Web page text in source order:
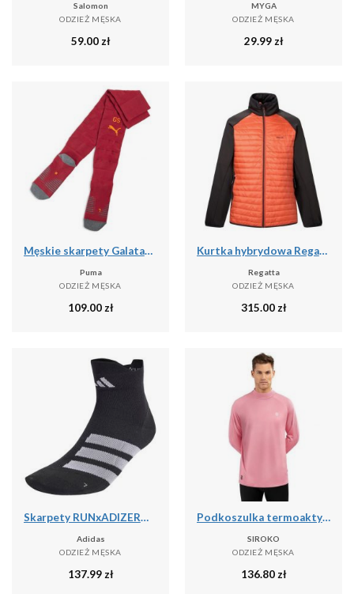
Salomon
ODZIEŻ MĘSKA
59.00zł
MYGA
ODZIEŻ MĘSKA
29.99zł
Męskie skarpety Galatasaray SK 25/26 PUMA
Puma
ODZIEŻ MĘSKA
109.00zł
Kurtka hybrydowa Regatta Clumber
Regatta
ODZIEŻ MĘSKA
315.00zł
Skarpety RUNxADIZERO 1 Pair
Adidas
ODZIEŻ MĘSKA
137.99zł
Podkoszulka termoaktywna do sportów zimowych męska SLUSH
SIROKO
ODZIEŻ MĘSKA
136.80zł